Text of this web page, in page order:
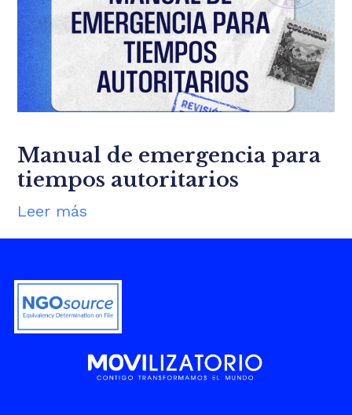
Manual de emergencia para
tiempos autoritarios
Leer más